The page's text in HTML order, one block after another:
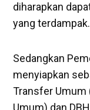
diharapkan
yang terdampak.
Sedangkan
menyiapkan
Transfer Umum